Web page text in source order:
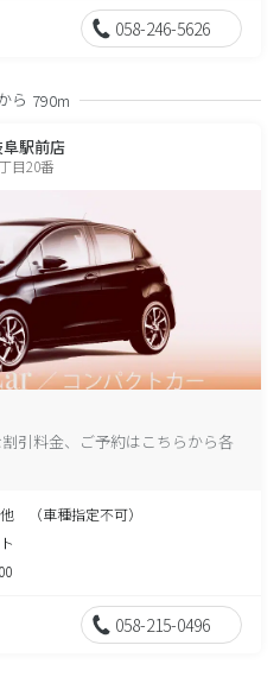
058-246-5626
ら 790m
駅前店
目20番
引料金、ご予約はこちらから各
（車種指定不可）
058-215-0496